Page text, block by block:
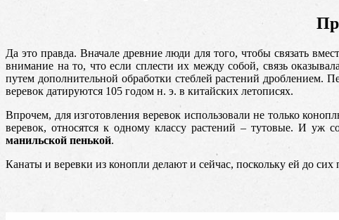
Да это правда. Вначале древние люди для того, чтобы связать
внимание на то, что если сплести их между собой, связь
путем дополнительной обработки стеблей растений дроблением.
веревок датируются 105 годом н. э. в китайских летописях.
Впрочем, для изготовления веревок использовали не только
веревок, относятся к одному классу растений – тутовые. И уж
манильской пенькой.
Канаты и веревки из конопли делают и сейчас, поскольку ей до